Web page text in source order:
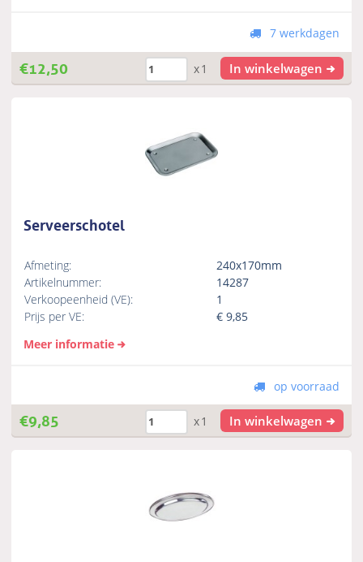
7 werkdagen
€12,50 x1 In winkelwagen
Serveerschotel
Afmeting:
240x170mm
Artikelnummer:
14287
Verkoopeenheid (VE):
1
Prijs per VE:
€9,85
Meer informatie
op voorraad
€9,85 x1 In winkelwagen